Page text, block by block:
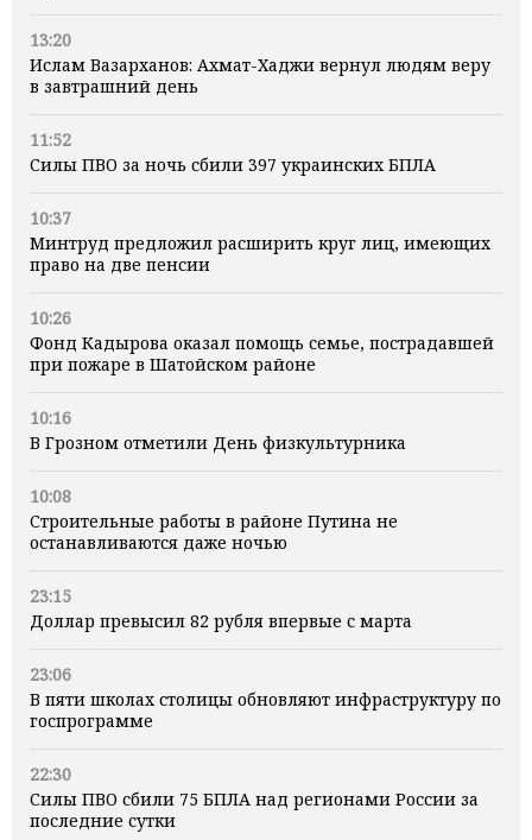
13:20
Ислам Вазарханов: Ахмат-Хаджи вернул людям веру
в завтрашний день
11:52
Силы ПВО за ночь сбили 397 украинских БПЛА
10:37
Минтруд предложил расширить круг лиц, имеющих
право на две пенсии
10:26
Фонд Кадырова оказал помощь семье, пострадавшей
при пожаре в Шатойском районе
10:16
В Грозном отметили День физкультурника
10:08
Строительные работы в районе Путина не
останавливаются даже ночью
23:15
Доллар превысил 82 рубля впервые с марта
23:06
В пяти школах столицы обновляют инфраструктуру по
госпрограмме
22:30
Силы ПВО сбили 75 БПЛА над регионами России за
последние сутки